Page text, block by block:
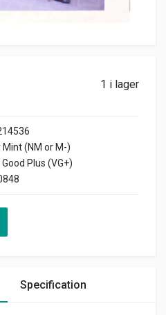
1 i lager
Mint (NM or M-)
Plus (VG+)
Specification